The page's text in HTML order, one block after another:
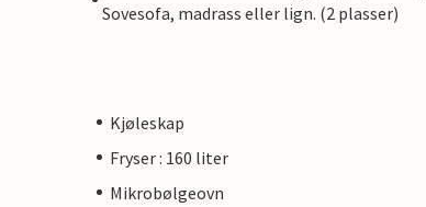
Sovesofa, madrass eller lign. (2 plasser)
Kjøleskap
Fryser : 160 liter
Mikrobølgeovn